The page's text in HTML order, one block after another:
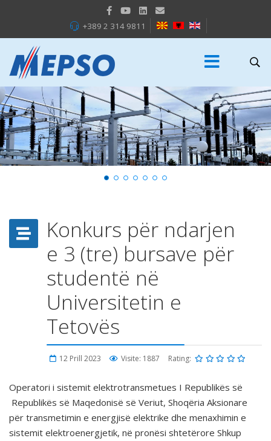
+389 2 314 9811
Konkurs për ndarjen
e 3 (tre) bursave për
studentë në
Universitetin e
Tetovës
12 Prill 2023 Visite: 1887 Rating:
Operatori i sistemit elektrotransmetues I Republikës së
Republikës së Maqedonisë së Veriut, Shoqëria Aksionare
për transmetimin e energjisë elektrike dhe menaxhimin e
sistemit elektroenergjetik, në pronësi shtetërore Shkup